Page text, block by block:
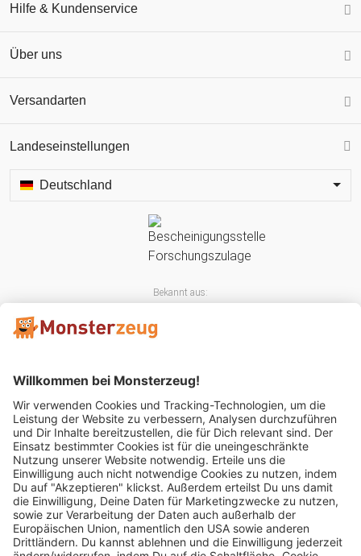
Hilfe & Kundenservice
Über uns
Versandarten
Landeseinstellungen
Deutschland
Bekannt aus:
Mitglied im: